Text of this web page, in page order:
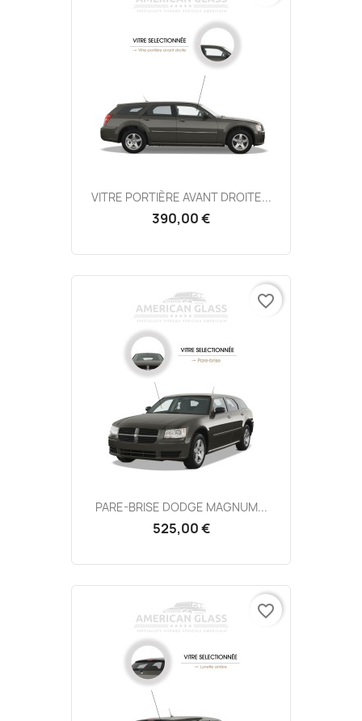
VITRE PORTIÈRE AVANT DROITE...
390,00 €
PARE-BRISE DODGE MAGNUM...
525,00 €
favorite_border
favorite_border